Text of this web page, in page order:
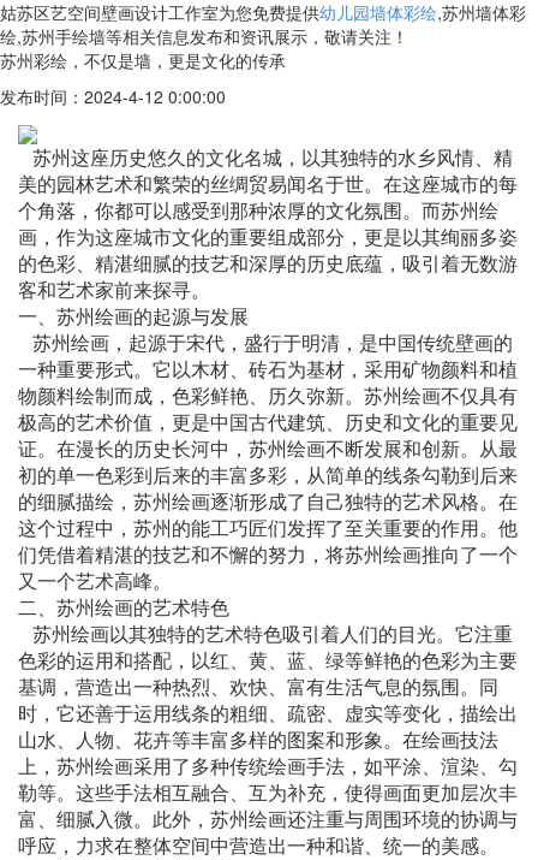
姑苏区艺空间壁画设计工作室为您免费提供幼儿园墙体彩绘,苏州墙体彩
绘,苏州手绘墙等相关信息发布和资讯展示，敬请关注！
苏州彩绘，不仅是墙，更是文化的传承
发布时间：2024-4-12 0:00:00
苏州这座历史悠久的文化名城，以其独特的水乡风情、精
美的园林艺术和繁荣的丝绸贸易闻名于世。在这座城市的每
个角落，你都可以感受到那种浓厚的文化氛围。而苏州绘
画 ，作为这座城市文化的重要组成部分，更是以其绚丽多姿
的色彩、精湛细腻的技艺和深厚的历史底蕴，吸引着无数游
客和艺术家前来探寻。
一、苏州绘画的起源与发展
苏州绘画 ，起源于宋代，盛行于明清，是中国传统壁画的
一种重要形式。它以木材、砖石为基材，采用矿物颜料和植
物颜料绘制而成，色彩鲜艳、历久弥新。苏州绘画不仅具有
极高的艺术价值，更是中国古代建筑、历史和文化的重要见
证。在漫长的历史长河中，苏州绘画不断发展和创新。从最
初的单一色彩到后来的丰富多彩，从简单的线条勾勒到后来
的细腻描绘，苏州绘画逐渐形成了自己独特的艺术风格。在
这个过程中，苏州的能工巧匠们发挥了至关重要的作用。他
们凭借着精湛的技艺和不懈的努力，将苏州绘画推向了一个
又一个艺术高峰。
二、苏州绘画的艺术特色
苏州绘画以其独特的艺术特色吸引着人们的目光。它注重
色彩的运用和搭配，以红、黄、蓝、绿等鲜艳的色彩为主要
基调，营造出一种热烈、欢快、富有生活气息的氛围。同
时，它还善于运用线条的粗细、疏密、虚实等变化，描绘出
山水、人物、花卉等丰富多样的图案和形象。在绘画技法
上，苏州绘画采用了多种传统绘画手法，如平涂、渲染、勾
勒等。这些手法相互融合、互为补充，使得画面更加层次丰
富、细腻入微。此外，苏州绘画还注重与周围环境的协调与
呼应，力求在整体空间中营造出一种和谐、统一的美感。